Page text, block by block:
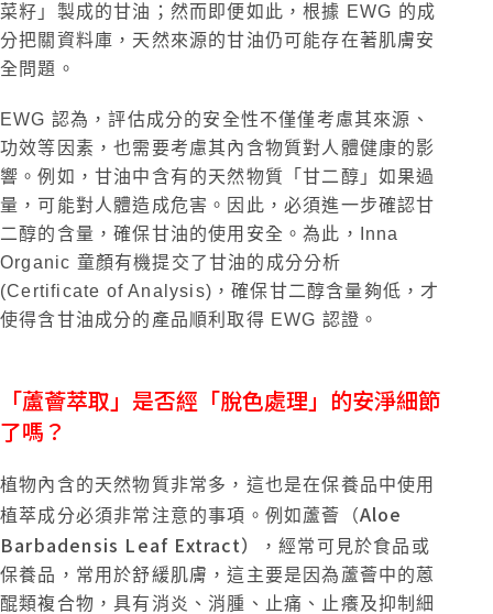
菜籽」製成的甘油；然而即便如此，根據 EWG 的成
分把關資料庫，天然來源的甘油仍可能存在著肌膚安
全問題。
EWG 認為，評估成分的安全性不僅僅考慮其來源、
功效等因素，也需要考慮其內含物質對人體健康的影
響。例如，甘油中含有的天然物質「甘二醇」如果過
量，可能對人體造成危害。因此，必須進一步確認甘
二醇的含量，確保甘油的使用安全。為此，Inna
Organic 童顏有機提交了甘油的成分分析
(Certificate of Analysis)，確保甘二醇含量夠低，才
使得含甘油成分的產品順利取得 EWG 認證。
「蘆薈萃取」是否經「脫色處理」的安淨細節
了嗎？
植物內含的天然物質非常多，這也是在保養品中使用
植萃成分必須非常注意的事項。例如蘆薈（Aloe
Barbadensis Leaf Extract）
，經常可見於食品或
保養品，常用於舒緩肌膚，這主要是因為蘆薈中的蒽
醌類複合物，具有消炎、消腫、止痛、止癢及抑制細